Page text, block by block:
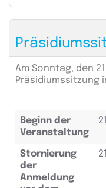
Am Sonntag, den
Präsidiumssitzung
Beginn der
Veranstaltung
Stornierung
der
Anmeldung